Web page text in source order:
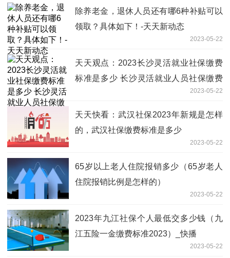
除养老金，退休人员还有哪6种补贴可以
领取？具体如下！-天天新动态
2023-05-22
天天观点：2023长沙灵活就业社保缴费
标准是多少 长沙灵活就业人员社保缴费
2023-05-22
天天快看：武汉社保2023年新规是怎样
的，武汉社保缴费标准是多少
2023-05-22
65岁以上老人住院报销多少（65岁老人
住院报销比例是怎样的）
2023-05-22
2023年九江社保个人最低交多少钱（九
江五险一金缴费标准2023）_快播
2023-05-22